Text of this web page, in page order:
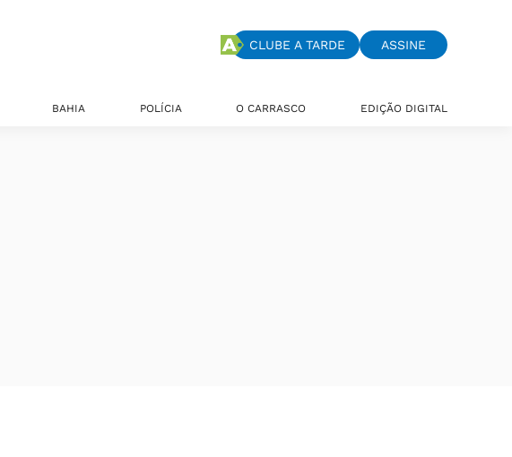
CLUBE A TARDE ASSINE
BAHIA POLÍCIA O CARRASCO EDIÇÃO DIGITAL